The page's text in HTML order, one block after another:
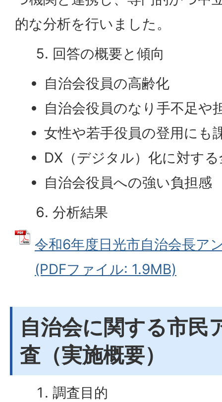
的な分析を行いました。
回答の概要と傾向
自治会役員の高齢化
自治会役員のなり手不足や
女性や若手役員の登用にも
DX（デジタル）化に対す
自治会役員への強い負担感
分析結果
令和6年度日光市自治会長ア
(PDFファイル: 1.9MB)
自治会に関する市民
査（実施概要）
調査目的